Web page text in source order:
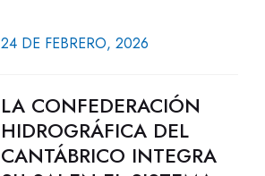
24 DE FEBRERO, 2026
LA CONFEDERACIÓN
HIDROGRÁFICA DEL
CANTÁBRICO INTEGRA